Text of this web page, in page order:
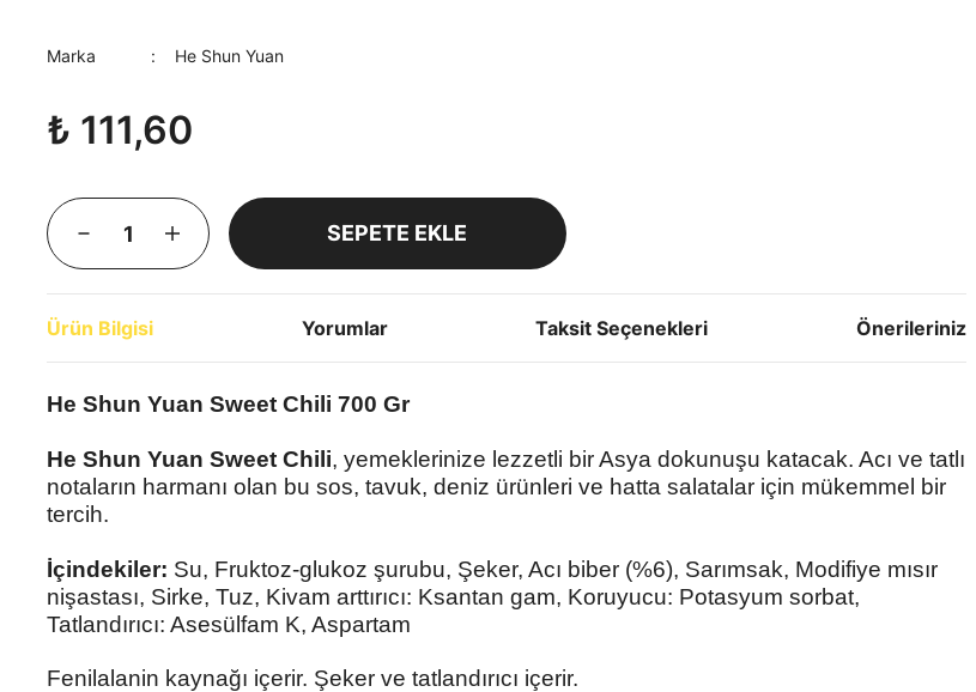
Marka He Shun Yuan
₺ 111,60
SEPETE EKLE
Ürün Bilgisi Yorumlar Taksit Seçenekleri Önerileriniz
He Shun Yuan Sweet Chili 700 Gr
He Shun Yuan Sweet Chili, yemeklerinize lezzetli bir Asya dokunuşu katacak. Acı ve tatlı
notaların harmanı olan bu sos, tavuk, deniz ürünleri ve hatta salatalar için mükemmel bir
tercih.
İçindekiler: Su, Fruktoz-glukoz şurubu, Şeker, Acı biber (%6), Sarımsak, Modifiye mısır
nişastası, Sirke, Tuz, Kivam arttırıcı: Ksantan gam, Koruyucu: Potasyum sorbat,
Tatlandırıcı: Asesülfam K, Aspartam
Fenilalanin kaynağı içerir. Şeker ve tatlandırıcı içerir.